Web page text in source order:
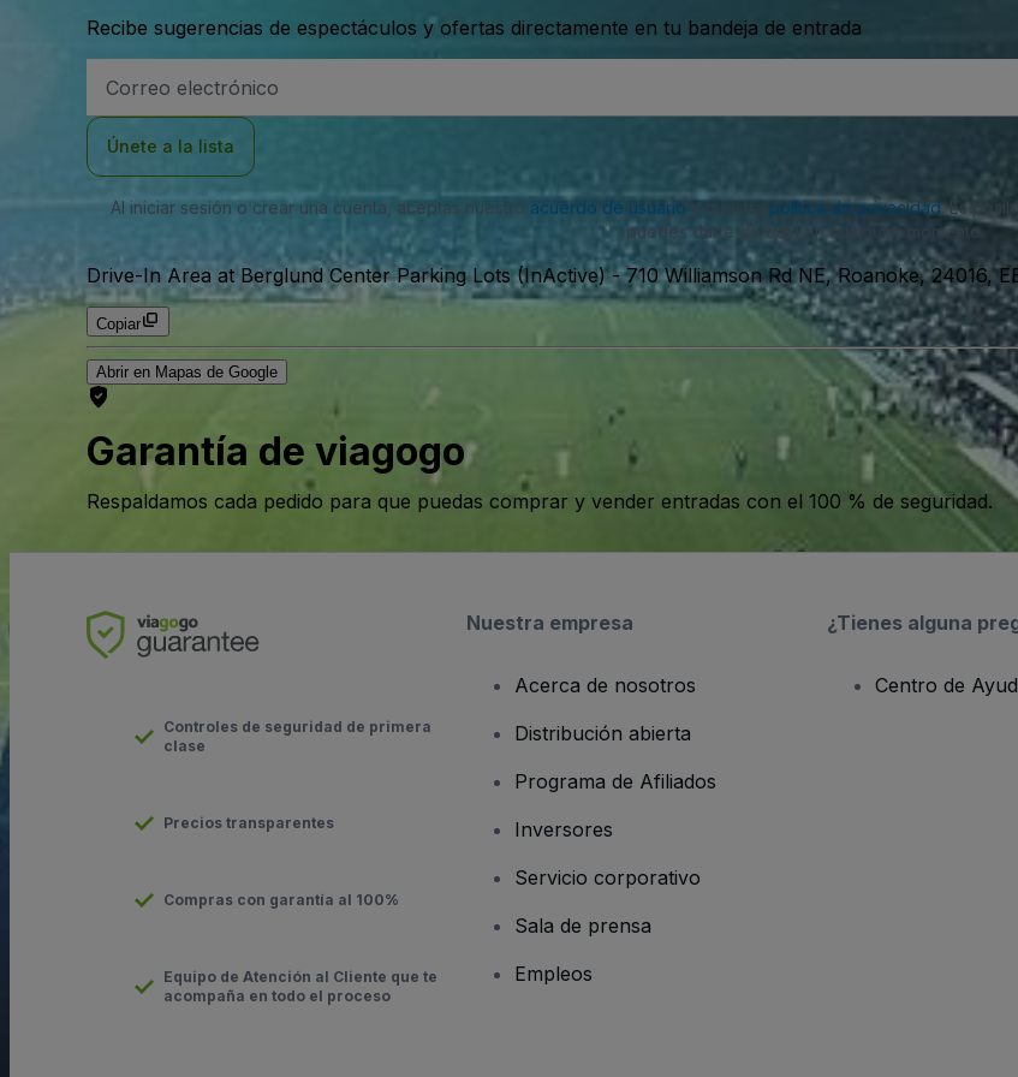
Recibe sugerencias de espectáculos y ofertas directamente en tu bandeja de entrada
de
Únete a la lista
Al iniciar sesión o crear una cuenta, aceptas nuestro acuerdo de usuario y nuestra política de privacidad. Es
puedes darte de baja en cualquier momento.
Drive-In Area at Berglund Center Parking Lots (InActive)-710 Williamson Rd NE, Roanoke, 24016,
Copiar
Abrir en Mapas de Google
Garantía de viagogo
Respaldamos cada pedido para que puedas comprar y vender entradas con el 100 % de seguridad.
Controles de seguridad de primera
clase
Precios transparentes
Compras con garantía al 100%
Equipo de Atención al Cliente que te
acompaña en todo el proceso
Nuestra empresa
Acerca de nosotros
Distribución abierta
Programa de Afiliados
Inversores
Servicio corporativo
Sala de prensa
Empleos
¿Tienes alguna
Centro de